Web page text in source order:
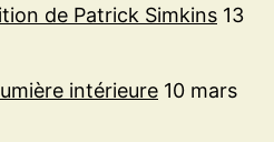
de Patrick Simkins 13
intérieure 10 mars